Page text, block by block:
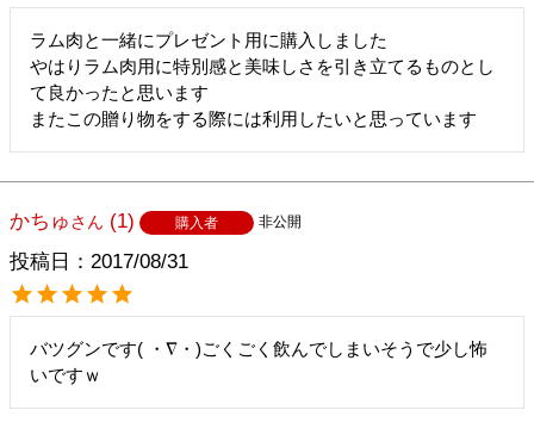
ラム肉と一緒にプレゼント用に購入しました
やはりラム肉用に特別感と美味しさを引き立てるものとし
て良かったと思います
またこの贈り物をする際には利用したいと思っています
かちゅ 1 購入者 非公開
投稿日 2017/08/31
バツグンです( ・∇・)ごくごく飲んでしまいそうで少し怖
いですｗ